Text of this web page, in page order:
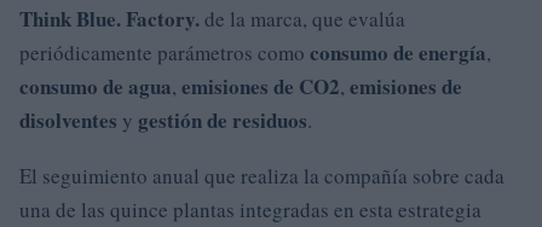
Think Blue. Factory.de la marca, que evalúa
periódicamente parámetros como consumo de energía,
consumo de agua, emisiones de CO2, emisiones de
disolventes y gestión de residuos.
El seguimiento anual que realiza la compañía sobre cada
una de las quince plantas integradas en esta estrategia